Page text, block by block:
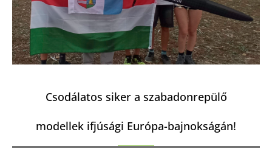
Csodálatos siker a szabadonrepülő
modellek ifjúsági Európa-bajnokságán!